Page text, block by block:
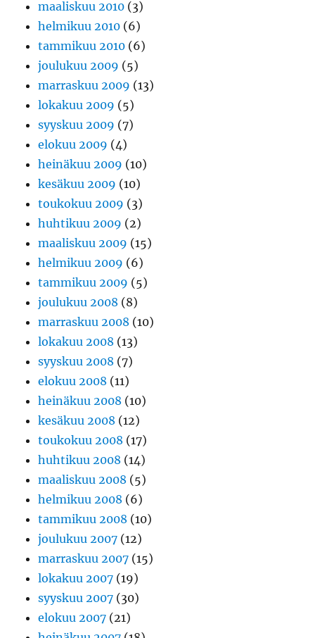
maaliskuu 2010 (3)
helmikuu 2010 (6)
tammikuu 2010 (6)
joulukuu 2009 (5)
marraskuu 2009 (13)
lokakuu 2009 (5)
syyskuu 2009 (7)
elokuu 2009 (4)
heinäkuu 2009 (10)
kesäkuu 2009 (10)
toukokuu 2009 (3)
huhtikuu 2009 (2)
maaliskuu 2009 (15)
helmikuu 2009 (6)
tammikuu 2009 (5)
joulukuu 2008 (8)
marraskuu 2008 (10)
lokakuu 2008 (13)
syyskuu 2008 (7)
elokuu 2008 (11)
heinäkuu 2008 (10)
kesäkuu 2008 (12)
toukokuu 2008 (17)
huhtikuu 2008 (14)
maaliskuu 2008 (5)
helmikuu 2008 (6)
tammikuu 2008 (10)
joulukuu 2007 (12)
marraskuu 2007 (15)
lokakuu 2007 (19)
syyskuu 2007 (30)
elokuu 2007 (21)